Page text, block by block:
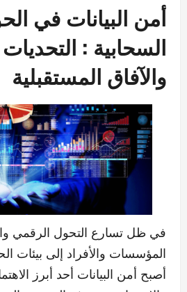
أمن البيانات في
السحابية :
والآفاق المستقبلية
في ظل تسارع التحول الرقمي
المؤسسات والأفراد إلى بيئات
أصبح أمن البيانات أحد أبرز